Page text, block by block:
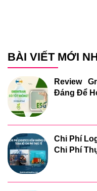
BÀI VIẾT MỚI
Review
Đáng Để
Chi Phí
Chi Phí